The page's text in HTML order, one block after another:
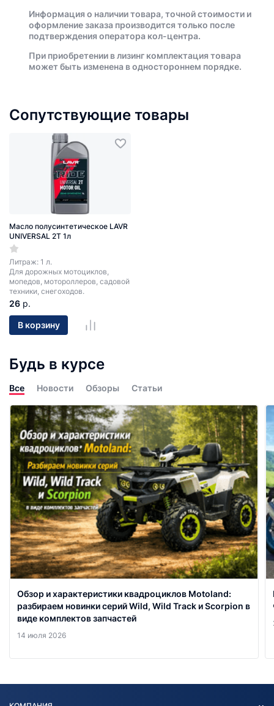
Информация о наличии товара, точной стоимости и
оформление заказа производится только после
подтверждения оператора кол-центра.
При приобретении в лизинг комплектация товара
может быть изменена в одностороннем порядке.
Сопутствующие товары
Масло полусинтетическое LAVR
UNIVERSAL 2T 1л
Литраж: 1 л.
Для дорожных мотоциклов,
мопедов, мотороллеров, садовой
техники, снегоходов.
26 р.
В корзину
Будь в курсе
Все Новости Обзоры Статьи
Обзор и характеристики квадроциклов Motoland:
разбираем новинки серий Wild, Wild Track и Scorpion в
виде комплектов запчастей
14 июля 2026